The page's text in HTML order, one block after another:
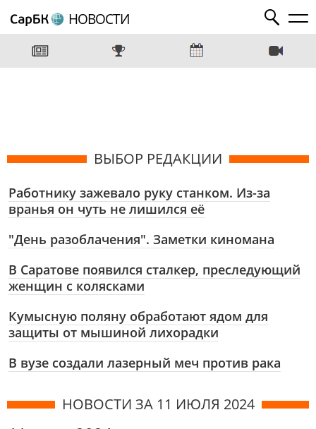
НОВОСТИ
ВЫБОР РЕДАКЦИИ
Работнику зажевало руку станком. Из-за
вранья он чуть не лишился её
"День разоблачения". Заметки киномана
В Саратове появился сталкер, преследующий
женщин с колясками
Кумысную поляну обработают ядом для
защиты от мышиной лихорадки
В вузе создали лазерный меч против рака
НОВОСТИ ЗА 11 ИЮЛЯ 2024